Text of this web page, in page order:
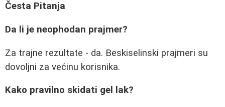
Česta Pitanja
Da li je neophodan prajmer?
Za trajne rezultate - da. Beskiselinski prajmeri su
dovoljni za većinu korisnika.
Kako pravilno skidati gel lak?